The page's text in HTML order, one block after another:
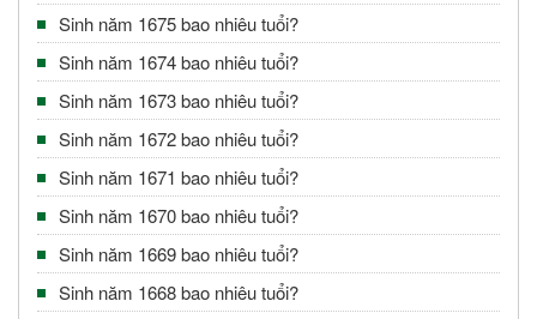
Sinh năm 1675 bao nhiêu tuổi?
Sinh năm 1674 bao nhiêu tuổi?
Sinh năm 1673 bao nhiêu tuổi?
Sinh năm 1672 bao nhiêu tuổi?
Sinh năm 1671 bao nhiêu tuổi?
Sinh năm 1670 bao nhiêu tuổi?
Sinh năm 1669 bao nhiêu tuổi?
Sinh năm 1668 bao nhiêu tuổi?